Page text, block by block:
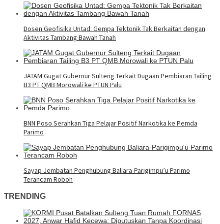
Dosen Geofisika Untad: Gempa Tektonik Tak Berkaitan dengan
Aktivitas Tambang Bawah Tanah
JATAM Gugat Gubernur Sulteng Terkait Dugaan Pembiaran Tailing
B3 PT QMB Morowali ke PTUN Palu
BNN Poso Serahkan Tiga Pelajar Positif Narkotika ke Pemda
Parimo
Sayap Jembatan Penghubung Baliara-Parigimpu’u Parimo
Terancam Roboh
TRENDING